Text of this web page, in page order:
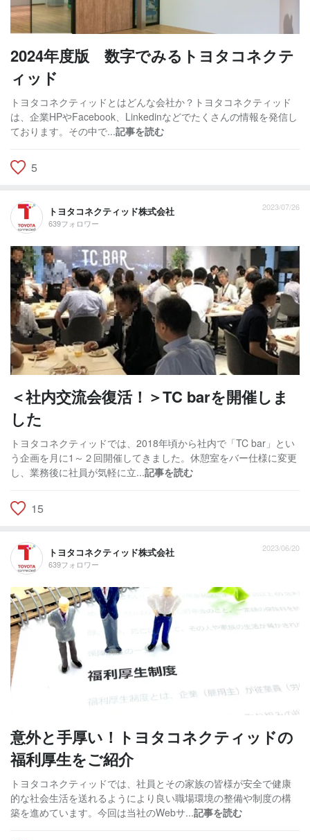
2024年度版 数字でみるトヨタコネクテ
ィッド
トヨタコネクティッドとはどんな会社か？トヨタコネクティッド
は、企業HPやFacebook、Linkedinなどでたくさんの情報を発信し
ております。その中で...記事を読む
5
トヨタコネクティッド株式会社
639フォロワー
2023/07/26
＜社内交流会復活！＞TC barを開催しま
した
トヨタコネクティッドでは、2018年頃から社内で「TC bar」とい
う企画を月に1～２回開催してきました。休憩室をバー仕様に変更
し、業務後に社員が気軽に立...記事を読む
15
トヨタコネクティッド株式会社
639フォロワー
2023/06/20
意外と手厚い！トヨタコネクティッドの
福利厚生をご紹介
トヨタコネクティッドでは、社員とその家族の皆様が安全で健康
的な社会生活を送れるようにより良い職場環境の整備や制度の構
築を進めています。今回は当社のWebサ...記事を読む